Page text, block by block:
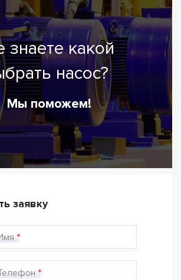
знаете какой
насос?
Мы поможем!
заявку